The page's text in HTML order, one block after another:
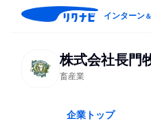
インターン＆
株式会社長門
畜産業
企業トップ